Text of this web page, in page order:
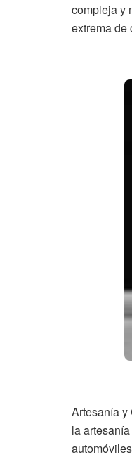
compleja y
extrema de
Artesanía y
la